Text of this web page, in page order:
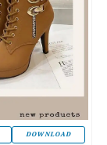
DOWNLOAD